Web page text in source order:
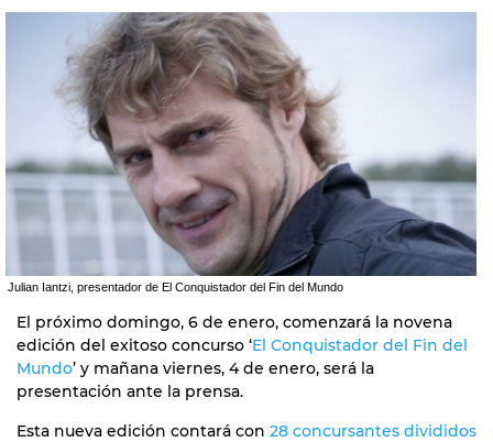
Julian Iantzi, presentador de El Conquistador del Fin del Mundo
El próximo domingo, 6 de enero, comenzará la novena
edición del exitoso concurso ‘El Conquistador del Fin del
Mundo’ y mañana viernes, 4 de enero, será la
presentación ante la prensa.
Esta nueva edición contará con 28 concursantes divididos